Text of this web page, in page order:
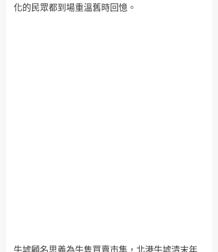
化的民眾都到場重溫舊時回憶。
牛墟顧名思義為牛隻買賣市集，北港牛墟清末年